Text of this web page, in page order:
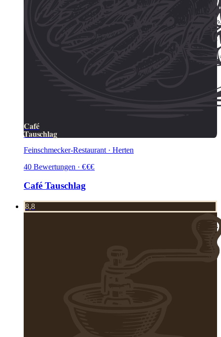
Café
Tauschlag
Feinschmecker-Restaurant · Herten
40 Bewertungen · €€€
Café Tauschlag
8,8